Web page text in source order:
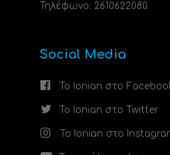
Τηλέφωνο: 2610622080.
Social Media
Το Ionian στο
Το Ionian στο Twitter
Το Ionian στο